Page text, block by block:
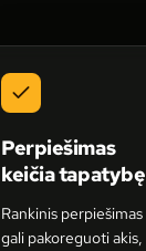
Perpiešimas
keičia tapatybę
Rankinis perpiešimas
gali pakoreguoti akis,